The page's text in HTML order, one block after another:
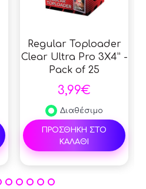
Regular Toploader
Clear Ultra Pro 3X4” -
Pack of 25
3,99€
Διαθέσιμο
ΠΡΟΣΘΗΚΗ ΣΤΟ
ΚΑΛΑΘΙ